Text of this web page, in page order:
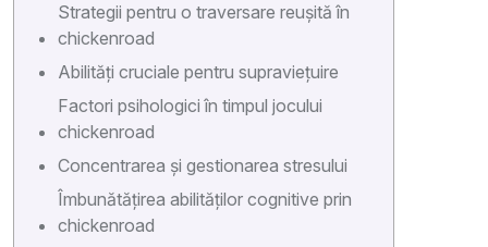
Strategii pentru o traversare reușită în
chickenroad
Abilități cruciale pentru supraviețuire
Factori psihologici în timpul jocului
chickenroad
Concentrarea și gestionarea stresului
Îmbunătățirea abilităților cognitive prin
chickenroad